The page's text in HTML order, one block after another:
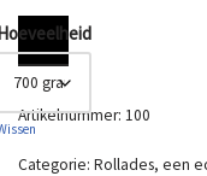
Artikelnummer: 100
Categorie: Rollades, een